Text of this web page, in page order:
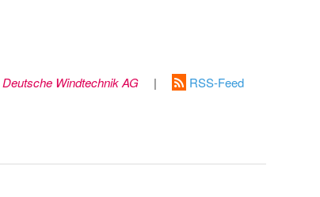
Deutsche Windtechnik AG |
RSS-Feed